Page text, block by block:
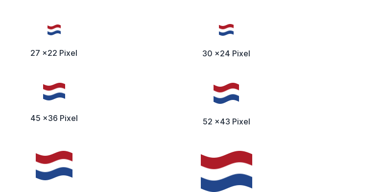
27 x22 Pixel 30 x24 Pixel
45 x36 Pixel 52 x43 Pixel